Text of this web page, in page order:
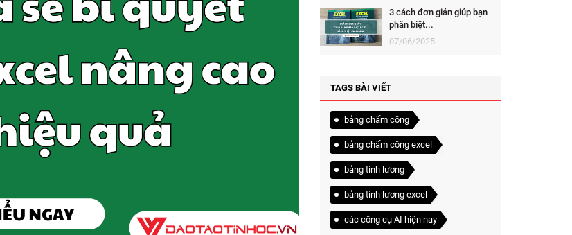
3 cách đơn giản giúp bạn
phân biệt...
07/06/2025
TAGS BÀI VIẾT
bảng chấm công
bảng chấm công excel
bảng tính lương
bảng tính lương excel
các công cụ AI hiện nay